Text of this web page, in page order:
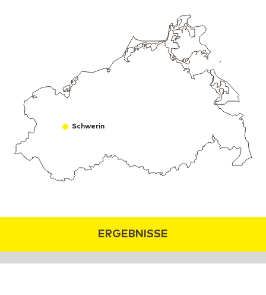
Schwerin
ERGEBNISSE